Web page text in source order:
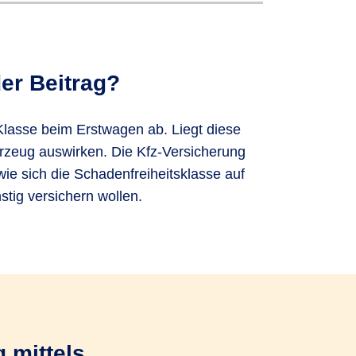
Lebenspartner/in oder in
Gleichgestellt sind Ihnen
in und eingetragene
Beitrag?
beim Erstwagen ab. Liegt diese
auswirken. Die Kfz-Versicherung
sich die Schadenfreiheitsklasse auf
versichern wollen.